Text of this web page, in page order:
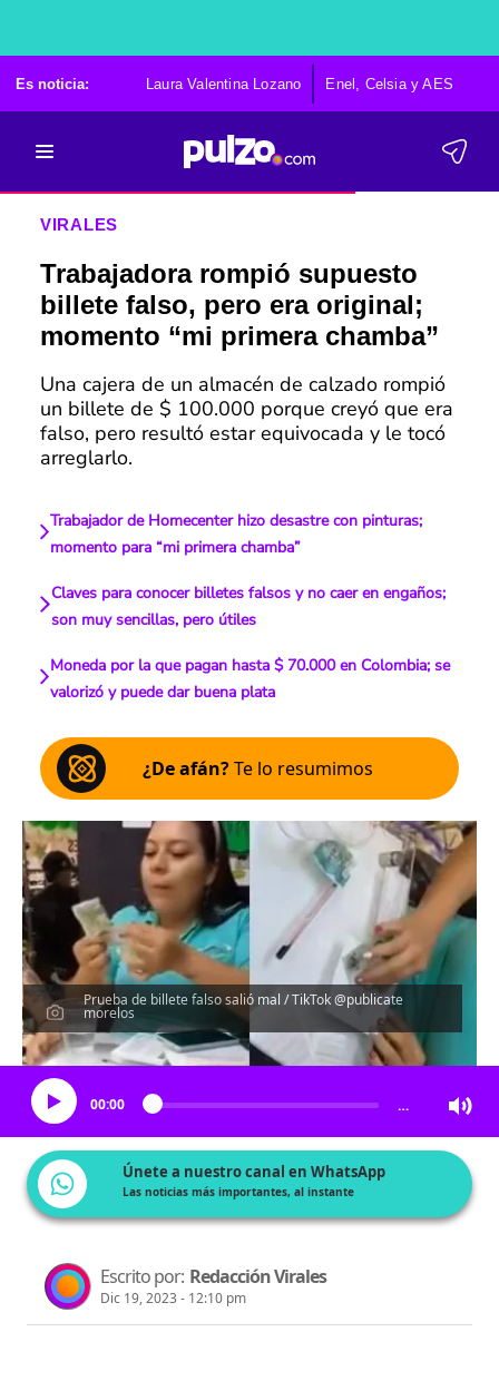
Es noticia: Laura Valentina Lozano Enel, Celsia y AES
VIRALES
Trabajadora rompió supuesto
billete falso, pero era original;
momento “mi primera chamba”
Una cajera de un almacén de calzado rompió
un billete de $ 100.000 porque creyó que era
falso, pero resultó estar equivocada y le tocó
arreglarlo.
Trabajador de Homecenter hizo desastre con pinturas;
momento para “mi primera chamba”
Claves para conocer billetes falsos y no caer en engaños;
son muy sencillas, pero útiles
Moneda por la que pagan hasta $ 70.000 en Colombia; se
valorizó y puede dar buena plata
¿De afán?Te lo resumimos
Prueba de billete falso salió mal / TikTok @publicate
morelos
Escucha el artículo
00:00 …
Únete a nuestro canal en WhatsApp
Las noticias más importantes, al instante
Escrito por: Redacción Virales
Dic 19, 2023 - 12:10 pm